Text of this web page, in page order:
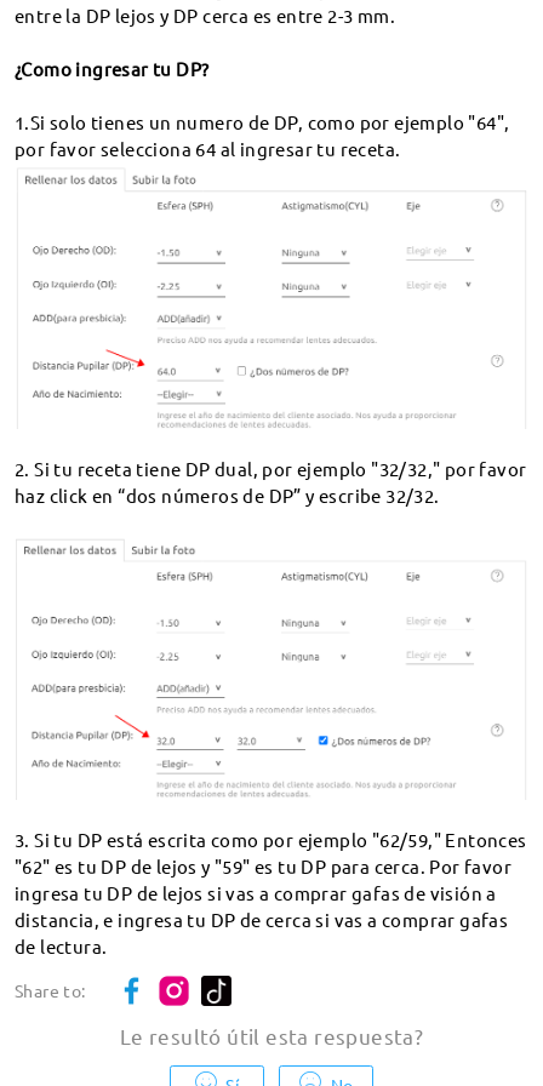
gafas?
¿Cómo usar las gafas progresivas?
¿Cuál es la diferencia entre cristales con recubrimiento
básico, cristales con recubrimiento estándar y cristales
con bloqueo de luz azul?
¿Qué tipo de lentes bifocales utilizan?
Presentación de la lente fotocromática y de la lente
Transitions®.
¿Cómo se cambia el lente de las gafas de
seguridad/deportivas?
FAQ – Lentes especiales (también conocidas como
lentes descentradas)
¿Cómo ajustar las monturas?
FAQs
Chat En Vivo 24/7
service@firmoo.es
Suggestions & Feedback
Devolución y cambio en 60 días
devolverse en un plazo de 60 días a partir de su
Garantía de 365 días
Cubre cualquier defecto posible en defectos en
los materiales y mano do obra defectuosa
Chat en vivo 24/7
Estamos siempre online para usted.
Compra Por Graduación
entre la DP lejos y DP cerca es entre 2-3 mm.
¿Como ingresar tu DP?
1.Si solo tienes un numero de DP, como por ejemplo "64",
por favor selecciona 64 al ingresar tu receta.
2. Si tu receta tiene DP dual, por ejemplo "32/32," por favor
haz click en “dos números de DP” y escribe 32/32.
3. Si tu DP está escrita como por ejemplo "62/59," Entonces
"62" es tu DP de lejos y "59" es tu DP para cerca. Por favor
ingresa tu DP de lejos si vas a comprar gafas de visión a
distancia, e ingresa tu DP de cerca si vas a comprar gafas
de lectura.
Share to:
Le resultó útil esta respuesta?
¡Toda la web con descuento!
Obtén Código
60-Días Cambio & Devolución
Nunca compartiremos tus datos.